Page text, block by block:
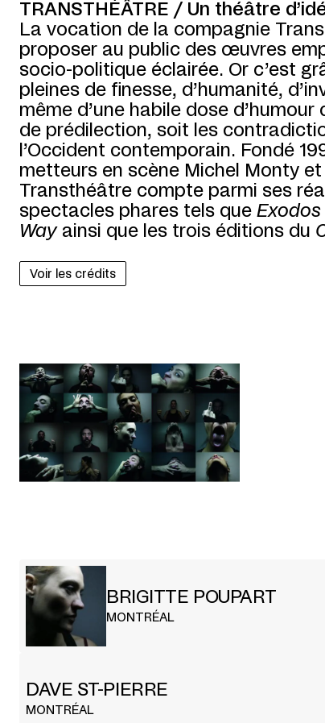
TRANSTHÉÂTRE / Un théâtre
La vocation de la compagnie
proposer au public des œuvres
socio-politique éclairée. Or c’est
pleines de finesse, d’humanité,
même d’une habile dose d’humour
de prédilection, soit les
l’Occident contemporain. Fondé
metteurs en scène Michel Monty
Transthéâtre compte parmi ses
spectacles phares tels que Exodos
Wayainsi que les trois éditions du
Voir les crédits
BRIGITTE POUPART
MONTRÉAL
DAVE ST-PIERRE
MONTRÉAL